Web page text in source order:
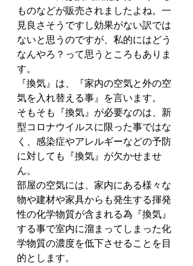
ものなどが販売されましたよね。一
見良さそうですし効果がない訳では
ないと思うのですが、私的にはどう
なんやろ？って思うところもありま
す。
『換気』は、『家内の空気と外の空
気を入れ替える事』を言います。
そもそも『換気』が必要なのは、新
型コロナウイルスに限った事ではな
く、感染症やアレルギーなどの予防
に対しても『換気』が欠かせませ
ん。
部屋の空気には、家内にある様々な
物や建材や家具からも発生する揮発
性の化学物質が含まれる為『換気』
する事で室内に溜まってしまった化
学物質の濃度を低下させることを目
的とします。